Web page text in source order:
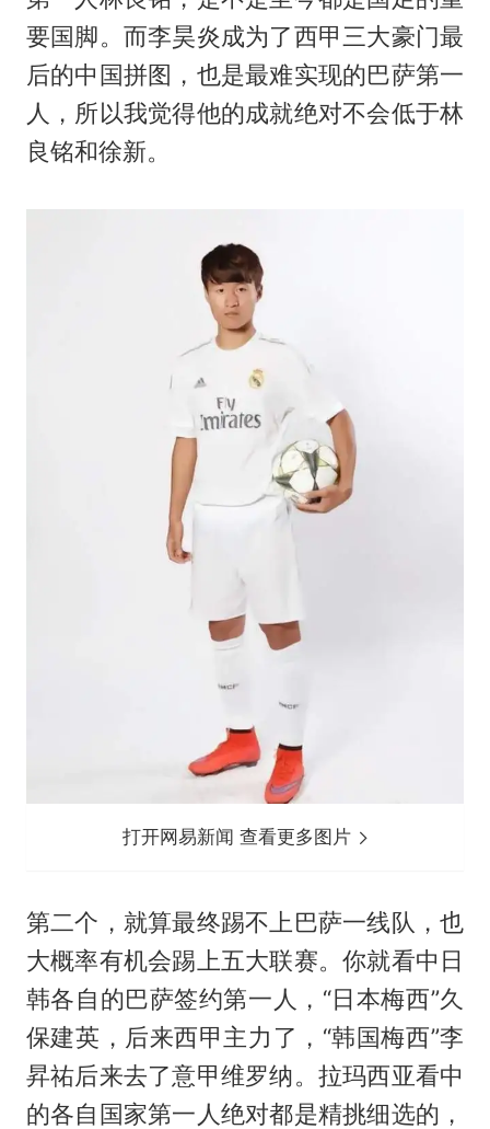
要国脚。而李昊炎成为了西甲三大豪门最
后的中国拼图，也是最难实现的巴萨第一
人，所以我觉得他的成就绝对不会低于林
良铭和徐新。
打开网易新闻 查看更多图片
第二个，就算最终踢不上巴萨一线队，也
大概率有机会踢上五大联赛。你就看中日
韩各自的巴萨签约第一人，“日本梅西”久
保建英，后来西甲主力了，“韩国梅西”李
昇祐后来去了意甲维罗纳。 拉玛西亚看中
的各自国家第一人绝对都是精挑细选的，